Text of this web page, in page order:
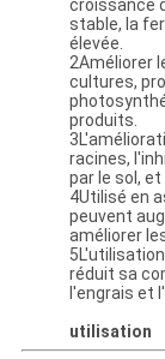
croissance
stable, la
élevée.
2Améliorer
cultures,
produits.
racines,
par le sol,
4Utilisé en
peuvent
améliorer
réduit sa
l'engrais et
utilisation